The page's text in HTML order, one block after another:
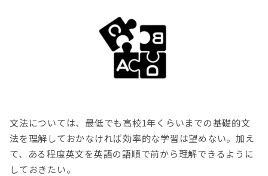
文法については、最低でも高校1年くらいまでの基礎的文
法を理解しておかなければ効率的な学習は望めない。加え
て、ある程度英文を英語の語順で前から理解できるように
しておきたい。